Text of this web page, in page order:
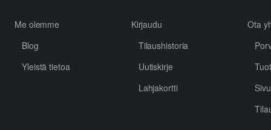
Me olemme
Blog
Yleistä tietoa
Kirjaudu
Tilaushistoria
Uutiskirje
Lahjakortti
Ota